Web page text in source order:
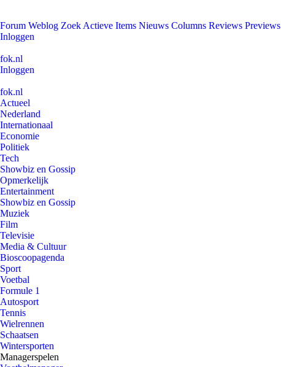
Forum Weblog Zoek Actieve Items Nieuws Columns Reviews Previews
Inloggen
fok.nl
Inloggen
fok.nl
Actueel
Nederland
Internationaal
Economie
Politiek
Tech
Showbiz en Gossip
Opmerkelijk
Entertainment
Showbiz en Gossip
Muziek
Film
Televisie
Media & Cultuur
Bioscoopagenda
Sport
Voetbal
Formule 1
Autosport
Tennis
Wielrennen
Schaatsen
Wintersporten
Managerspelen